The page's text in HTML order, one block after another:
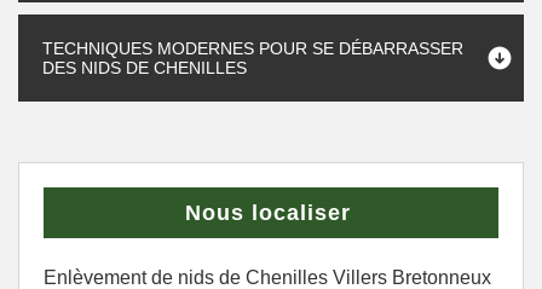
TECHNIQUES MODERNES POUR SE DÉBARRASSER
DES NIDS DE CHENILLES
Nous localiser
Enlèvement de nids de Chenilles Villers Bretonneux